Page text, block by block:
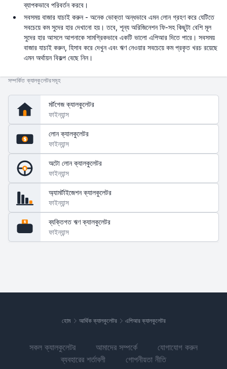
ব্যাপকভাবে পরিবর্তন করবে।
সবসময় বাজার যাচাই করুন - অনেক ভোক্তা অন্ধভাবে এমন লোন গ্রহণ করে যেটিতে
সবচেয়ে কম সুদের হার দেখানো হয়। তবে, শূন্য অরিজিনেশন ফি-সহ কিছুটা বেশি মূল
সুদের হার আসলে আপনাকে সামগ্রিকভাবে একটি ভালো এপিআর দিতে পারে। সবসময়
বাজার যাচাই করুন, হিসাব করে দেখুন এবং ঋণ নেওয়ার সবচেয়ে কম প্রকৃত খরচ রয়েছে
এমন অর্থায়ন বিকল্প বেছে নিন।
সম্পর্কিত ক্যালকুলেটরসমূহ
মর্টগেজ ক্যালকুলেটর
ফাইন্যান্স
$
লোন ক্যালকুলেটর
ফাইন্যান্স
$
অটো লোন ক্যালকুলেটর
ফাইন্যান্স
অ্যামর্টাইজেশন ক্যালকুলেটর
ফাইন্যান্স
$
ব্যক্তিগত ঋণ ক্যালকুলেটর
ফাইন্যান্স
হোম আর্থিক ক্যালকুলেটর এপিআর ক্যালকুলেটর
সকল ক্যালকুলেটর আমাদের সম্পর্কে
যোগাযোগ করুন
ব্যবহারের শর্তাবলী
গোপনীয়তা নীতি